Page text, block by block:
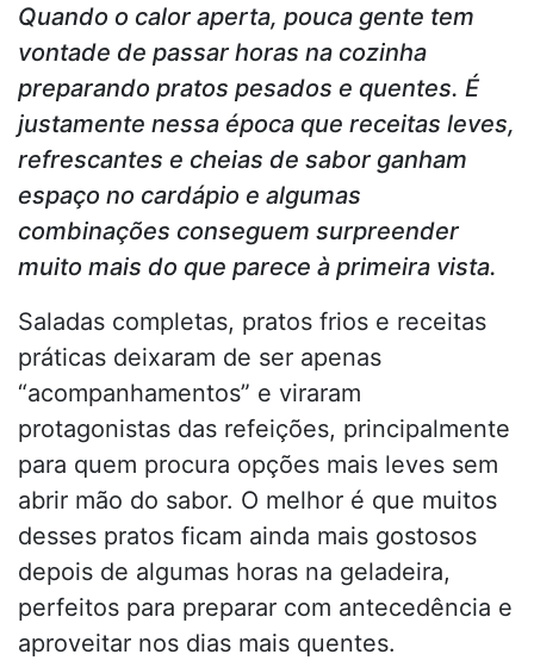
Quando o calor aperta, pouca gente tem
vontade de passar horas na cozinha
preparando pratos pesados e quentes. É
justamente nessa época que receitas leves,
refrescantes e cheias de sabor ganham
espaço no cardápio e algumas
combinações conseguem surpreender
muito mais do que parece à primeira vista.
Saladas completas, pratos frios e receitas
práticas deixaram de ser apenas
“acompanhamentos” e viraram
protagonistas das refeições, principalmente
para quem procura opções mais leves sem
abrir mão do sabor. O melhor é que muitos
desses pratos ficam ainda mais gostosos
depois de algumas horas na geladeira,
perfeitos para preparar com antecedência e
aproveitar nos dias mais quentes.